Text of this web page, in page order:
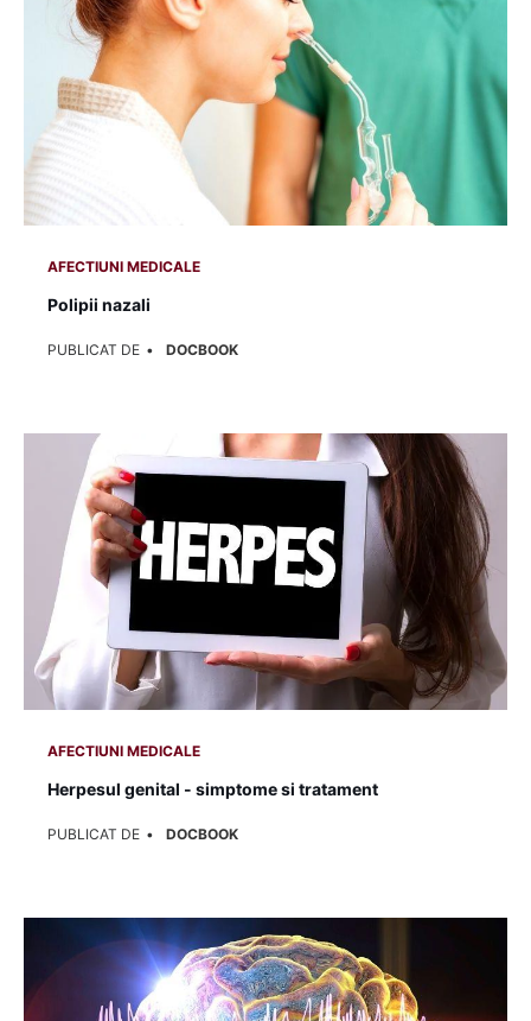
AFECTIUNI MEDICALE
Polipii nazali
PUBLICAT DE DOCBOOK
AFECTIUNI MEDICALE
Herpesul genital - simptome si tratament
PUBLICAT DE DOCBOOK